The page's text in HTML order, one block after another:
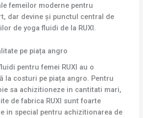
femeilor moderne pentru
dar devine și punctul central de
de yoga fluidi de la RUXI.
pe piața angro
pentru femei RUXI au o
la costuri pe piața angro. Pentru
sa achizitioneze in cantitati mari,
de fabrica RUXI sunt foarte
in special pentru achizitionarea de